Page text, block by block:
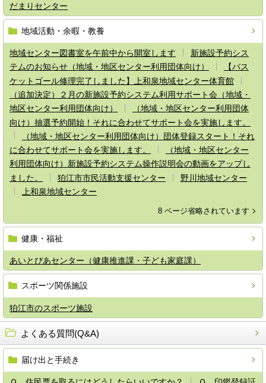
だまりセンター
地域活動・余暇・教養
地域センター図書室を午前中から開室します
新施設予約シス
テムのお知らせ（地域・地区センター利用団体向け）
【バス
ケットゴール修理完了しました】上和泉地域センター体育館
（追加決定）２月の新施設予約システム利用サポート会（地域・
地区センター利用団体向け）
（地域・地区センター利用団体
向け）抽選予約開始！それに合わせてサポート会を実施します。
（地域・地区センター利用団体向け）団体登録スタート！それ
に合わせてサポート会を実施します。
（地域・地区センター
利用団体向け）新施設予約システム操作説明会の動画をアップし
ました。
狛江市市民活動支援センター
野川地域センター
上和泉地域センター
8 ページ省略されています
健康・福祉
あいとぴあセンター（健康推進課・子ども家庭課）
スポーツ関係施設
狛江市のスポーツ施設
よくある質問(Q&A)
届け出と手続き